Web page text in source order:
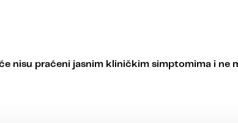
nisu praćeni jasnim kliničkim simptomima i ne